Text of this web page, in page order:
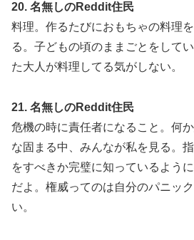
20. 名無しのReddit住民
料理。作るたびにおもちゃの料理
る。子どもの頃のままごとをして
た大人が料理してる気がしない。
21. 名無しのReddit住民
危機の時に責任者になること。何
な固まる中、みんなが私を見る。
をすべきか完璧に知っているよう
だよ。権威ってのは自分のパニッ
い。